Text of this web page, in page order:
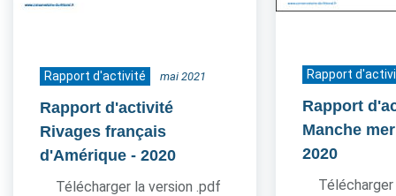
Rapport d'activité mai 2021
Rapport d'activité
Rivages français
d'Amérique - 2020
Télécharger la version .pdf
Rapport
Rapport
Manche
2020